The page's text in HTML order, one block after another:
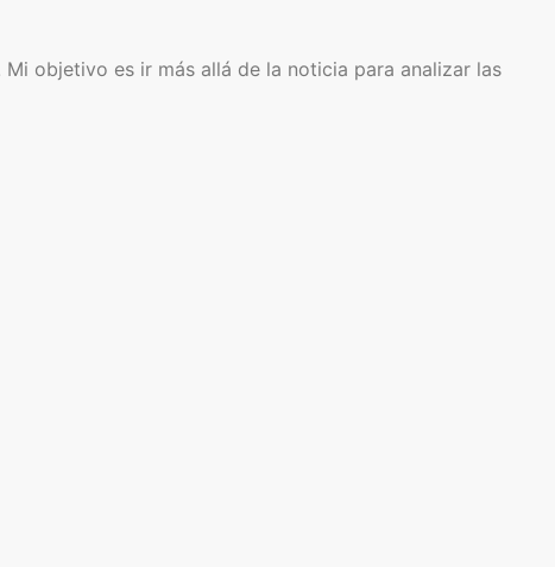
objetivo es ir más allá de la noticia para analizar las